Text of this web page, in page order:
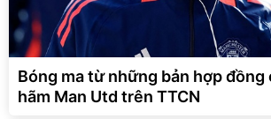
Bóng ma từ những bản hợp đồng
hãm Man Utd trên TTCN